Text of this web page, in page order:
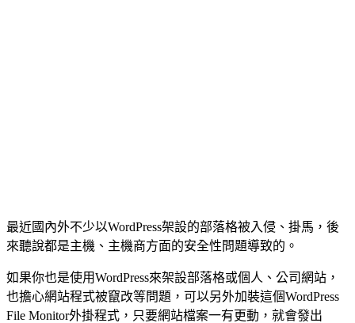
最近國內外不少以WordPress架設的部落格被入侵、掛馬，後
來聽說都是主機、主機商方面的安全性問題導致的。
如果你也是使用WordPress來架設部落格或個人、公司網站，
也擔心網站程式被竄改等問題，可以另外加裝這個WordPress
File Monitor外掛程式，只要網站檔案一有更動，就會發出